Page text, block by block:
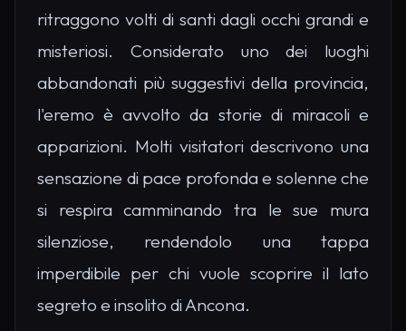
ritraggono volti di santi dagli occhi grandi e
misteriosi. Considerato uno dei luoghi
abbandonati più suggestivi della provincia,
l'eremo è avvolto da storie di miracoli e
apparizioni. Molti visitatori descrivono una
sensazione di pace profonda e solenne che
si respira camminando tra le sue mura
silenziose, rendendolo una tappa
imperdibile per chi vuole scoprire il lato
segreto e insolito di Ancona.